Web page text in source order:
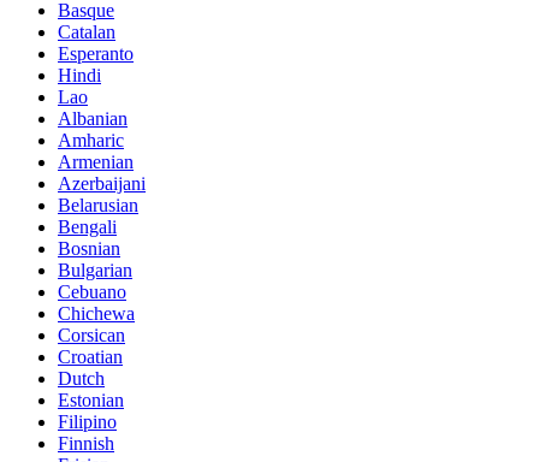
Basque
Catalan
Esperanto
Hindi
Lao
Albanian
Amharic
Armenian
Azerbaijani
Belarusian
Bengali
Bosnian
Bulgarian
Cebuano
Chichewa
Corsican
Croatian
Dutch
Estonian
Filipino
Finnish